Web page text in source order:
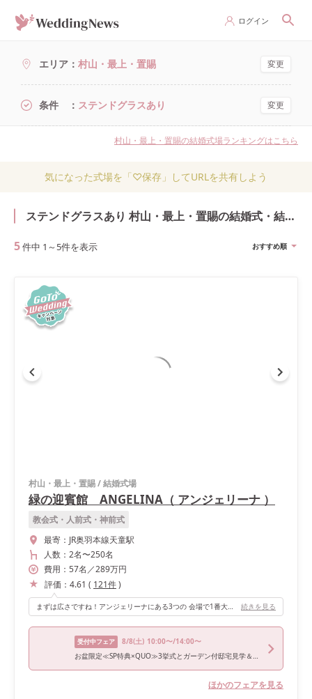
ログイン
エリア 村山・最上・置賜 変更
条件 ステンドグラスあり 変更
村山・最上・置賜の結婚式場ランキングはこちら
気になった式場を「♡保存」してURLを共有しよう
ステンドグラスあり 村山・最上・置賜の結婚式・結婚式場
5件中 1 ～ 5件を表示 おすすめ順
村山・最上・置賜/結婚式場
緑の迎賓館 ANGELINA（ アンジェリーナ ）
教会式・人前式・神前式
最寄： JR奥羽本線天童駅
人数： 2名〜250名
費用： 57名 ／289万円
評価： 4.61 ( 121件)
まずは広さですね！アンジェリーナにある3つの 会場で1番大きい会場になります。 ガーデンもあり、緑もあり、私達好みでした！ 友人もこの会場で結婚式をしていて 印象が良かったのもあります！ 続きを見る
受付中フェア 8/8(土) 10:00〜/14:00〜
お盆限定≪SP特典×QUO≫3挙式とガーデン付邸宅見学＆試食
ほかのフェアを見る